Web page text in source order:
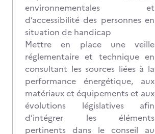
environnementales et
d’accessibilité des personnes en
situation de handicap
Mettre en place une veille
réglementaire et technique en
consultant les sources liées à la
performance énergétique, aux
matériaux et équipements et aux
évolutions législatives afin
d’intégrer les éléments
pertinents dans le conseil au